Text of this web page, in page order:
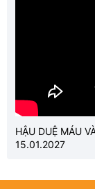
HẬU DUỆ MÁU
15.01.2027